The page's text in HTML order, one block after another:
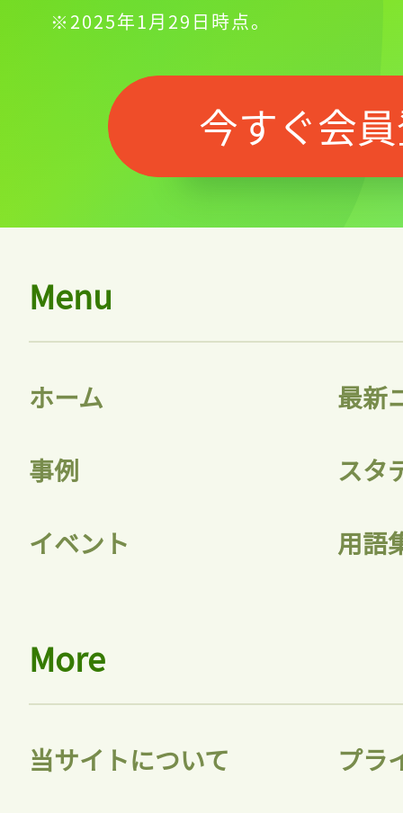
※2025年1月29日時点。
今すぐ会
Menu
ホーム 最新
事例 スタ
イベント 用語
More
当サイトについて プラ